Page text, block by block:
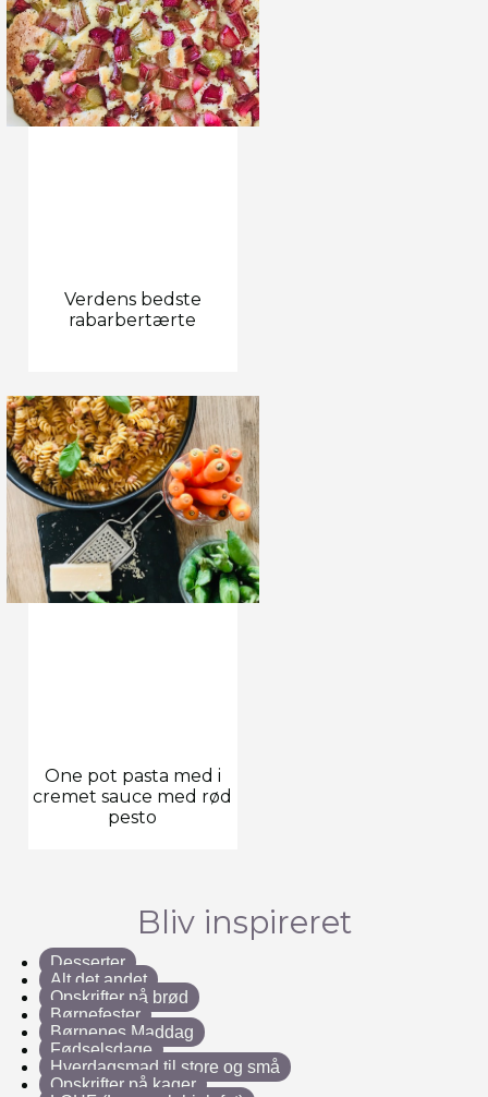
Verdens bedste
rabarbertærte
One pot pasta med i
cremet sauce med rød
pesto
Bliv inspireret
Desserter
Alt det andet
Opskrifter på brød
Børnefester
Børnenes Maddag
Fødselsdage
Hverdagsmad til store og små
Opskrifter på kager